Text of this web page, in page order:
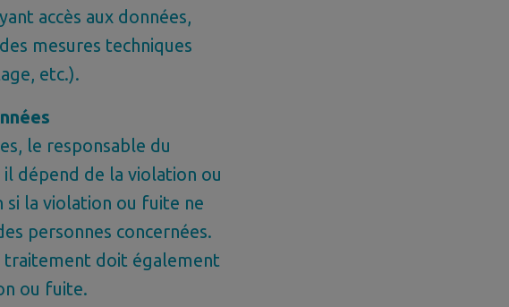
accès aux données,
mesures techniques
etc.).
le responsable du
dépend de la violation ou
si la violation ou fuite ne
personnes concernées.
traitement doit également
ou fuite.